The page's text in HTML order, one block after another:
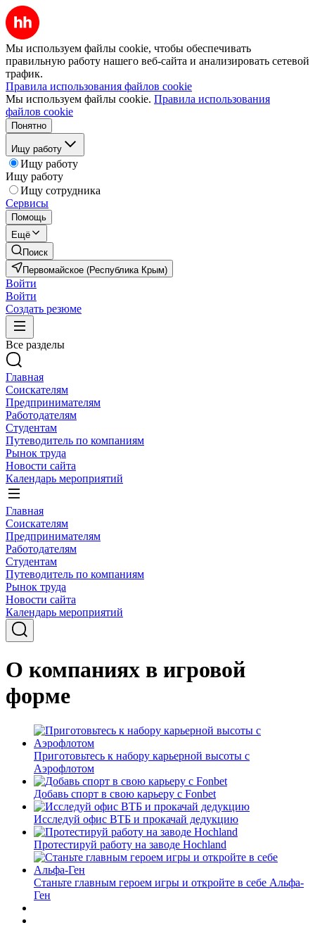
Мы используем файлы cookie, чтобы обеспечивать
правильную работу нашего веб-сайта и анализировать сетевой
трафик.
Правила использования файлов cookie
Мы используем файлы cookie. Правила использования
файлов cookie
Понятно
Ищу работу
Ищу работу
Ищу работу
Ищу сотрудника
Сервисы
Помощь
Ещё
Поиск
Первомайское (Республика Крым)
Войти
Войти
Создать резюме
Все разделы
Главная
Соискателям
Предпринимателям
Работодателям
Студентам
Путеводитель по компаниям
Рынок труда
Новости сайта
Календарь мероприятий
Главная
Соискателям
Предпринимателям
Работодателям
Студентам
Путеводитель по компаниям
Рынок труда
Новости сайта
Календарь мероприятий
О компаниях в игровой
форме
Приготовьтесь к набору карьерной высоты с
Аэрофлотом
Добавь спорт в свою карьеру с Fonbet
Исследуй офис ВТБ и прокачай дедукцию
Протестируй работу на заводе Hochland
Станьте главным героем игры и откройте в себе Альфа-
Ген